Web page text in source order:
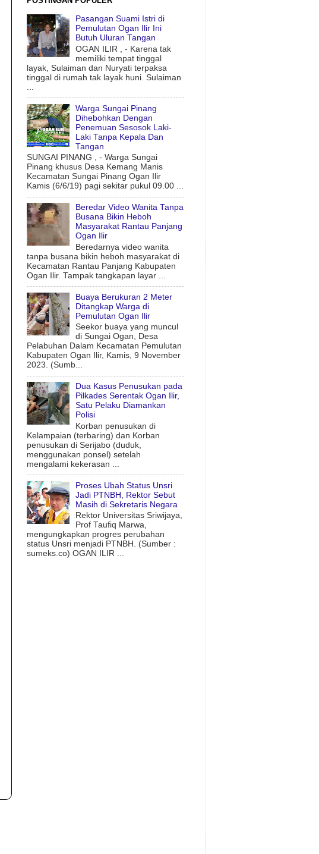
Pasangan Suami Istri di
Pemulutan Ogan Ilir Ini
Butuh Uluran Tangan
OGAN ILIR , - Karena tak
memiliki tempat tinggal
layak, Sulaiman dan Nuryati terpaksa
tinggal di rumah tak layak huni. Sulaiman
Warga Sungai Pinang
Dihebohkan Dengan
Penemuan Sesosok Laki-
Laki Tanpa Kepala Dan
Tangan
SUNGAI PINANG , - Warga Sungai
Pinang khusus Desa Kemang Manis
Kecamatan Sungai Pinang Ogan Ilir
Kamis (6/6/19) pagi sekitar pukul 09.00 ...
Beredar Video Wanita Tanpa
Busana Bikin Heboh
Masyarakat Rantau Panjang
Ogan Ilir
Beredarnya video wanita
tanpa busana bikin heboh masyarakat di
Kecamatan Rantau Panjang Kabupaten
Ogan Ilir. Tampak tangkapan layar ...
Buaya Berukuran 2 Meter
Ditangkap Warga di
Pemulutan Ogan Ilir
Seekor buaya yang muncul
di Sungai Ogan, Desa
Pelabuhan Dalam Kecamatan Pemulutan
Kabupaten Ogan Ilir, Kamis, 9 November
2023. (Sumb...
Dua Kasus Penusukan pada
Pilkades Serentak Ogan Ilir,
Satu Pelaku Diamankan
Polisi
Korban penusukan di
Kelampaian (terbaring) dan Korban
penusukan di Serijabo (duduk,
menggunakan ponsel) setelah
mengalami kekerasan ...
Proses Ubah Status Unsri
Jadi PTNBH, Rektor Sebut
Masih di Sekretaris Negara
Rektor Universitas Sriwijaya,
Prof Taufiq Marwa,
mengungkapkan progres perubahan
status Unsri menjadi PTNBH. (Sumber :
sumeks.co) OGAN ILIR ...